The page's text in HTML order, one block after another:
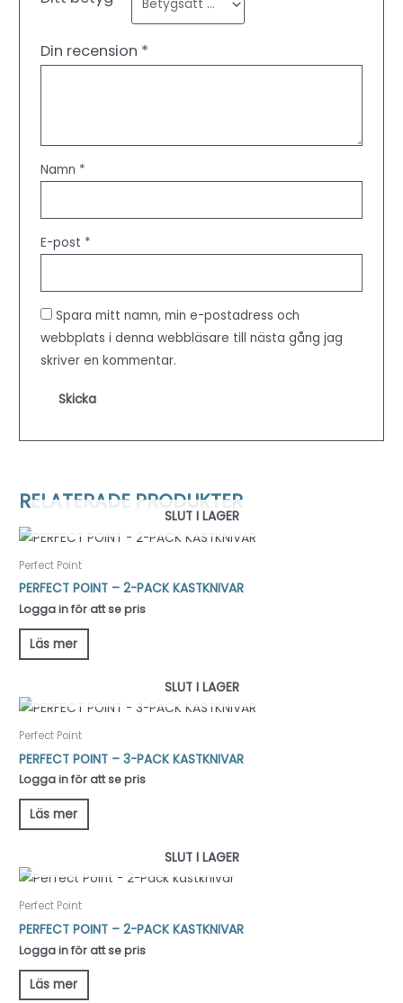
Din recension *
Namn *
E-post *
Spara mitt namn, min e-postadress och
webbplats i denna webbläsare till nästa gång jag
skriver en kommentar.
RELATERADE PRODUKTER
SLUT I LAGER
Perfect Point
PERFECT POINT – 2-PACK KASTKNIVAR
Logga in för att se pris
Läs mer
SLUT I LAGER
Perfect Point
PERFECT POINT – 3-PACK KASTKNIVAR
Logga in för att se pris
Läs mer
SLUT I LAGER
Perfect Point
PERFECT POINT – 2-PACK KASTKNIVAR
Logga in för att se pris
Läs mer